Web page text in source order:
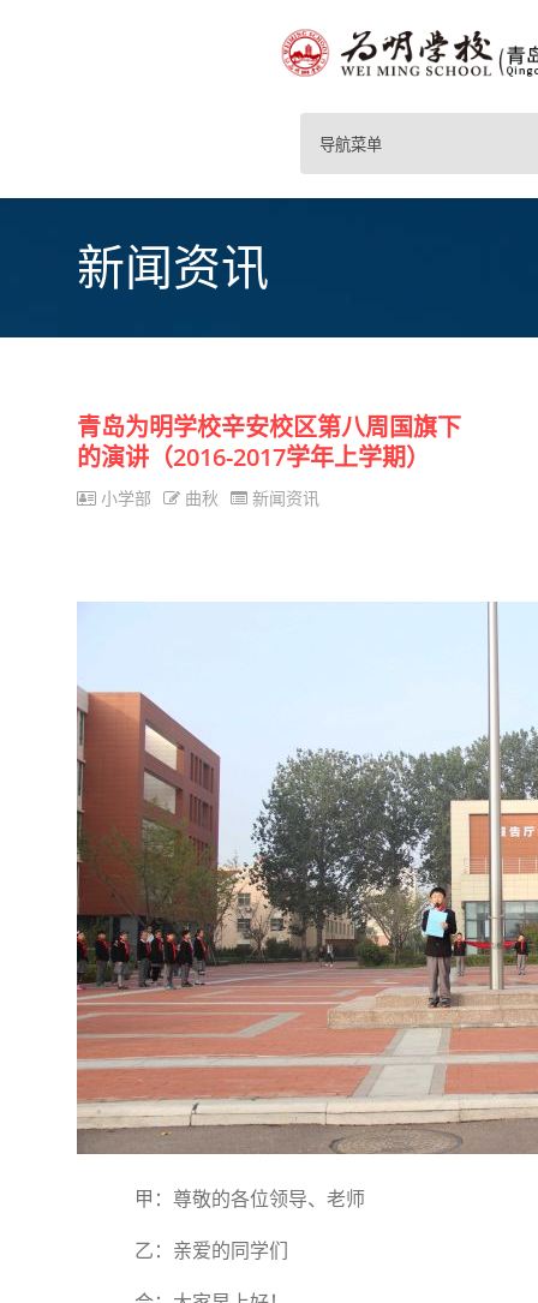
导航菜单
新闻资讯
青岛为明学校辛安校区第八周国旗下
的演讲（2016-2017学年上学期）
小学部 曲秋 新闻资讯
甲：尊敬的各位领导、老师
乙：亲爱的同学们